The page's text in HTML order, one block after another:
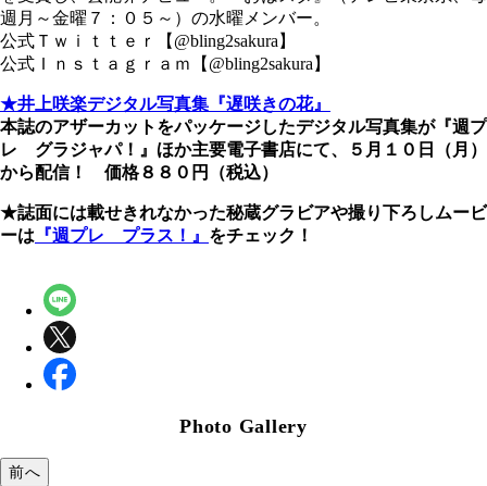
週月～金曜７：０５～）の水曜メンバー。
公式Ｔｗｉｔｔｅｒ【@bling2sakura】
公式Ｉｎｓｔａｇｒａｍ【@bling2sakura】
★井上咲楽デジタル写真集『遅咲きの花』
本誌のアザーカットをパッケージしたデジタル写真集が『週プ
レ グラジャパ！』ほか主要電子書店にて、５月１０日（月）
から配信！ 価格８８０円（税込）
★誌面には載せきれなかった秘蔵グラビアや撮り下ろしムービ
ーは 『週プレ プラス！』 をチェック！
Photo Gallery
前へ